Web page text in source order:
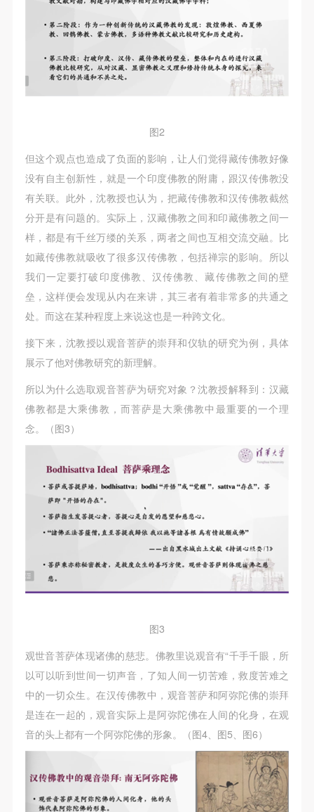
图2
但这个观点也造成了负面的影响，让人们觉得藏传佛教好像
没有自主创新性，就是一个印度佛教的附庸，跟汉传佛教没
有关联。此外，沈教授也认为，把藏传佛教和汉传佛教截然
分开是有问题的。实际上，汉藏佛教之间和印藏佛教之间一
样，都是有千丝万缕的关系，两者之间也互相交流交融。比
如藏传佛教就吸收了很多汉传佛教，包括禅宗的影响。所以
我们一定要打破印度佛教、汉传佛教、藏传佛教之间的壁
垒，这样便会发现从内在来讲，其三者有着非常多的共通之
处。而这在某种程度上来说这也是一种跨文化。
接下来，沈教授以观音菩萨的崇拜和仪轨的研究为例，具体
展示了他对佛教研究的新理解。
所以为什么选取观音菩萨为研究对象？沈教授解释到：汉藏
佛教都是大乘佛教，而菩萨是大乘佛教中最重要的一个理
念。（图3）
图3
观世音菩萨体现诸佛的慈悲。佛教里说观音有“千手千眼，所
以可以听到世间一切声音，了知人间一切苦难，救度苦难之
中的一切众生。在汉传佛教中，观音菩萨和阿弥陀佛的崇拜
是连在一起的，观音实际上是阿弥陀佛在人间的化身，在观
音的头上都有一个阿弥陀佛的形象。（图4、图5、图6）
和观众进行良好互动。以学院的学术研究为基础，积
极策划国际、国内多视角、多领域的展览、论坛及公
提供一个交流、学习、展示的平台。作为一家公益性
单位，其开展的公共教育活动以学术性和公益性为
（3）、乙方为甲方拍摄中央美术学院公共教育部所
二、拍摄内容、使用形式、使用地域范围
（1）、拍摄内容 乙方拍摄的带有甲方肖像的作品内
容包括：①中央美术学院美术馆②中央美术学院校园
内○3由中央美术学院公共教育部策划或执行的一切活
动。
（2）、使用形式 用于中央美术学院图书出版、销售
附带光盘及宣传资料。
（3）、使用地域范围
适用地域范围包括国内和国外。
使用肖像的媒介限于不损害甲方肖像权的任何媒介
（如杂志、网络等）。
三、肖像权使用期限
永久使用。
四、许可使用费用
带有甲方肖像作品的拍摄费用由乙方承担。
乙方于拍摄完带有甲方肖像的作品无需支付甲方任何
费用。
（1）、本协议未尽事宜，经双方友好协商后可作为
本协议的补充协议，并不得违反相关法律法规规定。
（2）、本协议自甲乙双方签字（盖章）、勾选之日
起生效。
活动参与者意味着接受并承担本协议的全部义务，未
同意者意味着放弃参加此次活动的权利。凡参加这次
活动前，必须事先与自己的家属沟通，取得家属同
意，同时知晓并同意本免责声明。参加者签名/勾选
后，视作其家属也已知晓并同意。
我已认真阅读上述条款，并且同意。
和观众进行良好互动。以学院的学术研究为基础，积
极策划国际、国内多视角、多领域的展览、论坛及公
提供一个交流、学习、展示的平台。作为一家公益性
单位，其开展的公共教育活动以学术性和公益性为
（3）、乙方为甲方拍摄中央美术学院公共教育部所
二、拍摄内容、使用形式、使用地域范围
（1）、拍摄内容 乙方拍摄的带有甲方肖像的作品内
容包括：①中央美术学院美术馆②中央美术学院校园
内○3由中央美术学院公共教育部策划或执行的一切活
动。
（2）、使用形式 用于中央美术学院图书出版、销售
附带光盘及宣传资料。
（3）、使用地域范围
适用地域范围包括国内和国外。
使用肖像的媒介限于不损害甲方肖像权的任何媒介
（如杂志、网络等）。
三、肖像权使用期限
永久使用。
四、许可使用费用
带有甲方肖像作品的拍摄费用由乙方承担。
乙方于拍摄完带有甲方肖像的作品无需支付甲方任何
费用。
（1）、本协议未尽事宜，经双方友好协商后可作为
本协议的补充协议，并不得违反相关法律法规规定。
（2）、本协议自甲乙双方签字（盖章）、勾选之日
起生效。
活动参与者意味着接受并承担本协议的全部义务，未
同意者意味着放弃参加此次活动的权利。凡参加这次
活动前，必须事先与自己的家属沟通，取得家属同
意，同时知晓并同意本免责声明。参加者签名/勾选
后，视作其家属也已知晓并同意。
我已认真阅读上述条款，并且同意。
和观众进行良好互动。以学院的学术研究为基础，积
极策划国际、国内多视角、多领域的展览、论坛及公
提供一个交流、学习、展示的平台。作为一家公益性
单位，其开展的公共教育活动以学术性和公益性为
（3）、乙方为甲方拍摄中央美术学院公共教育部所
二、拍摄内容、使用形式、使用地域范围
（1）、拍摄内容 乙方拍摄的带有甲方肖像的作品内
容包括：①中央美术学院美术馆②中央美术学院校园
内○3由中央美术学院公共教育部策划或执行的一切活
动。
（2）、使用形式 用于中央美术学院图书出版、销售
附带光盘及宣传资料。
（3）、使用地域范围
适用地域范围包括国内和国外。
使用肖像的媒介限于不损害甲方肖像权的任何媒介
（如杂志、网络等）。
三、肖像权使用期限
永久使用。
四、许可使用费用
带有甲方肖像作品的拍摄费用由乙方承担。
乙方于拍摄完带有甲方肖像的作品无需支付甲方任何
费用。
（1）、本协议未尽事宜，经双方友好协商后可作为
本协议的补充协议，并不得违反相关法律法规规定。
（2）、本协议自甲乙双方签字（盖章）、勾选之日
起生效。
活动参与者意味着接受并承担本协议的全部义务，未
同意者意味着放弃参加此次活动的权利。凡参加这次
活动前，必须事先与自己的家属沟通，取得家属同
意，同时知晓并同意本免责声明。参加者签名/勾选
后，视作其家属也已知晓并同意。
我已认真阅读上述条款，并且同意。